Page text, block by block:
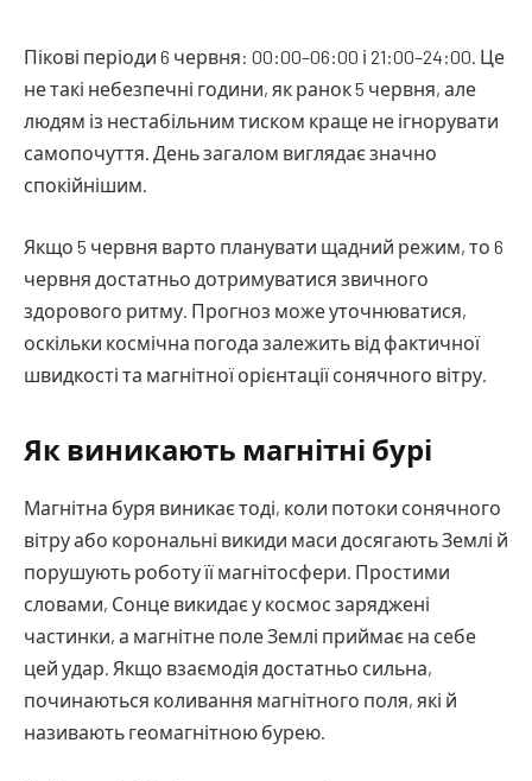
Пікові періоди 6 червня: 00:00–06:00 і 21:00–24:00. Це
не такі небезпечні години, як ранок 5 червня, але
людям із нестабільним тиском краще не ігнорувати
самопочуття. День загалом виглядає значно
спокійнішим.
Якщо 5 червня варто планувати щадний режим, то 6
червня достатньо дотримуватися звичного
здорового ритму. Прогноз може уточнюватися,
оскільки космічна погода залежить від фактичної
швидкості та магнітної орієнтації сонячного вітру.
Як виникають магнітні бурі
Магнітна буря виникає тоді, коли потоки сонячного
вітру або корональні викиди маси досягають Землі й
порушують роботу її магнітосфери. Простими
словами, Сонце викидає у космос заряджені
частинки, а магнітне поле Землі приймає на себе
цей удар. Якщо взаємодія достатньо сильна,
починаються коливання магнітного поля, які й
називають геомагнітною бурею.